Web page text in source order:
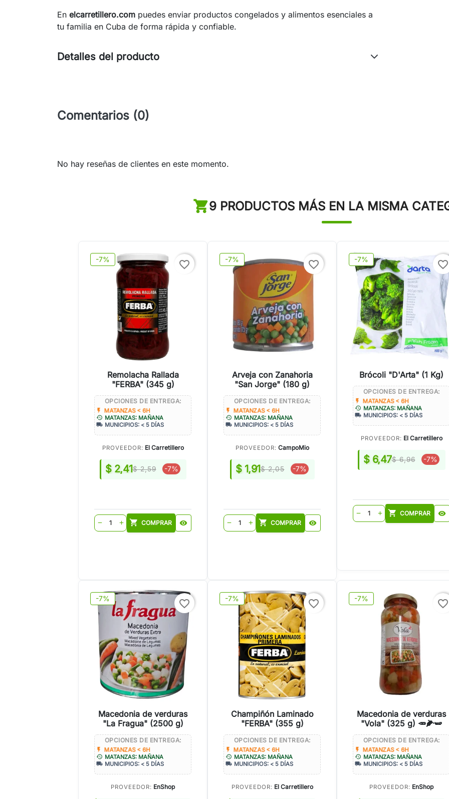
En elcarretillero.com puedes enviar productos congelados y alimentos esenciales a
tu familia en Cuba de forma rápida y confiable.
Detalles del producto
Comentarios (0)
No hay reseñas de clientes en este momento.
9 PRODUCTOS MÁS EN LA MISMA
-7% favorite_border
Remolacha Rallada
"FERBA" (345 g)
OPCIONES DE ENTREGA:
flash_on MATANZAS < 6H
history MATANZAS: MAÑANA
local_shipping MUNICIPIOS: < 5 DÍAS
PROVEEDOR: El Carretillero
$ 2,41$ 2,59 -7%
remove add shopping_cart COMPRAR visibility
-7% favorite_border
Arveja con Zanahoria
"San Jorge" (180 g)
OPCIONES DE ENTREGA:
flash_on MATANZAS < 6H
history MATANZAS: MAÑANA
local_shipping MUNICIPIOS: < 5 DÍAS
PROVEEDOR: CampoMio
$ 1,91$ 2,05 -7%
remove add shopping_cart COMPRAR visibility
-7% favorite_border
Brócoli "D'Arta" (1 Kg)
OPCIONES DE ENTREGA:
flash_on MATANZAS < 6H
history MATANZAS: MAÑANA
local_shipping MUNICIPIOS: < 5 DÍAS
PROVEEDOR: El Carretillero
$ 6,47$ 6,96 -7%
remove add shopping_cart COMPRAR visibility
-7% favorite_border
Macedonia de verduras
"La Fragua" (2500 g)
OPCIONES DE ENTREGA:
flash_on MATANZAS < 6H
history MATANZAS: MAÑANA
local_shipping MUNICIPIOS: < 5 DÍAS
PROVEEDOR: EnShop
-7% favorite_border
Champiñón Laminado
"FERBA" (355 g)
OPCIONES DE ENTREGA:
flash_on MATANZAS < 6H
history MATANZAS: MAÑANA
local_shipping MUNICIPIOS: < 5 DÍAS
PROVEEDOR: El Carretillero
-7% favorite_border
Macedonia de verduras
"Vola" (325 g) 🥕🌽🫛
OPCIONES DE ENTREGA:
flash_on MATANZAS < 6H
history MATANZAS: MAÑANA
local_shipping MUNICIPIOS: < 5 DÍAS
PROVEEDOR: EnShop